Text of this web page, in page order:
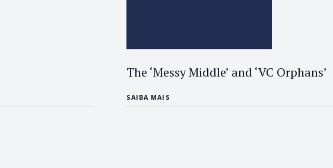
The ‘Messy Middle’ and ‘VC Orphans’
SAIBA MAIS